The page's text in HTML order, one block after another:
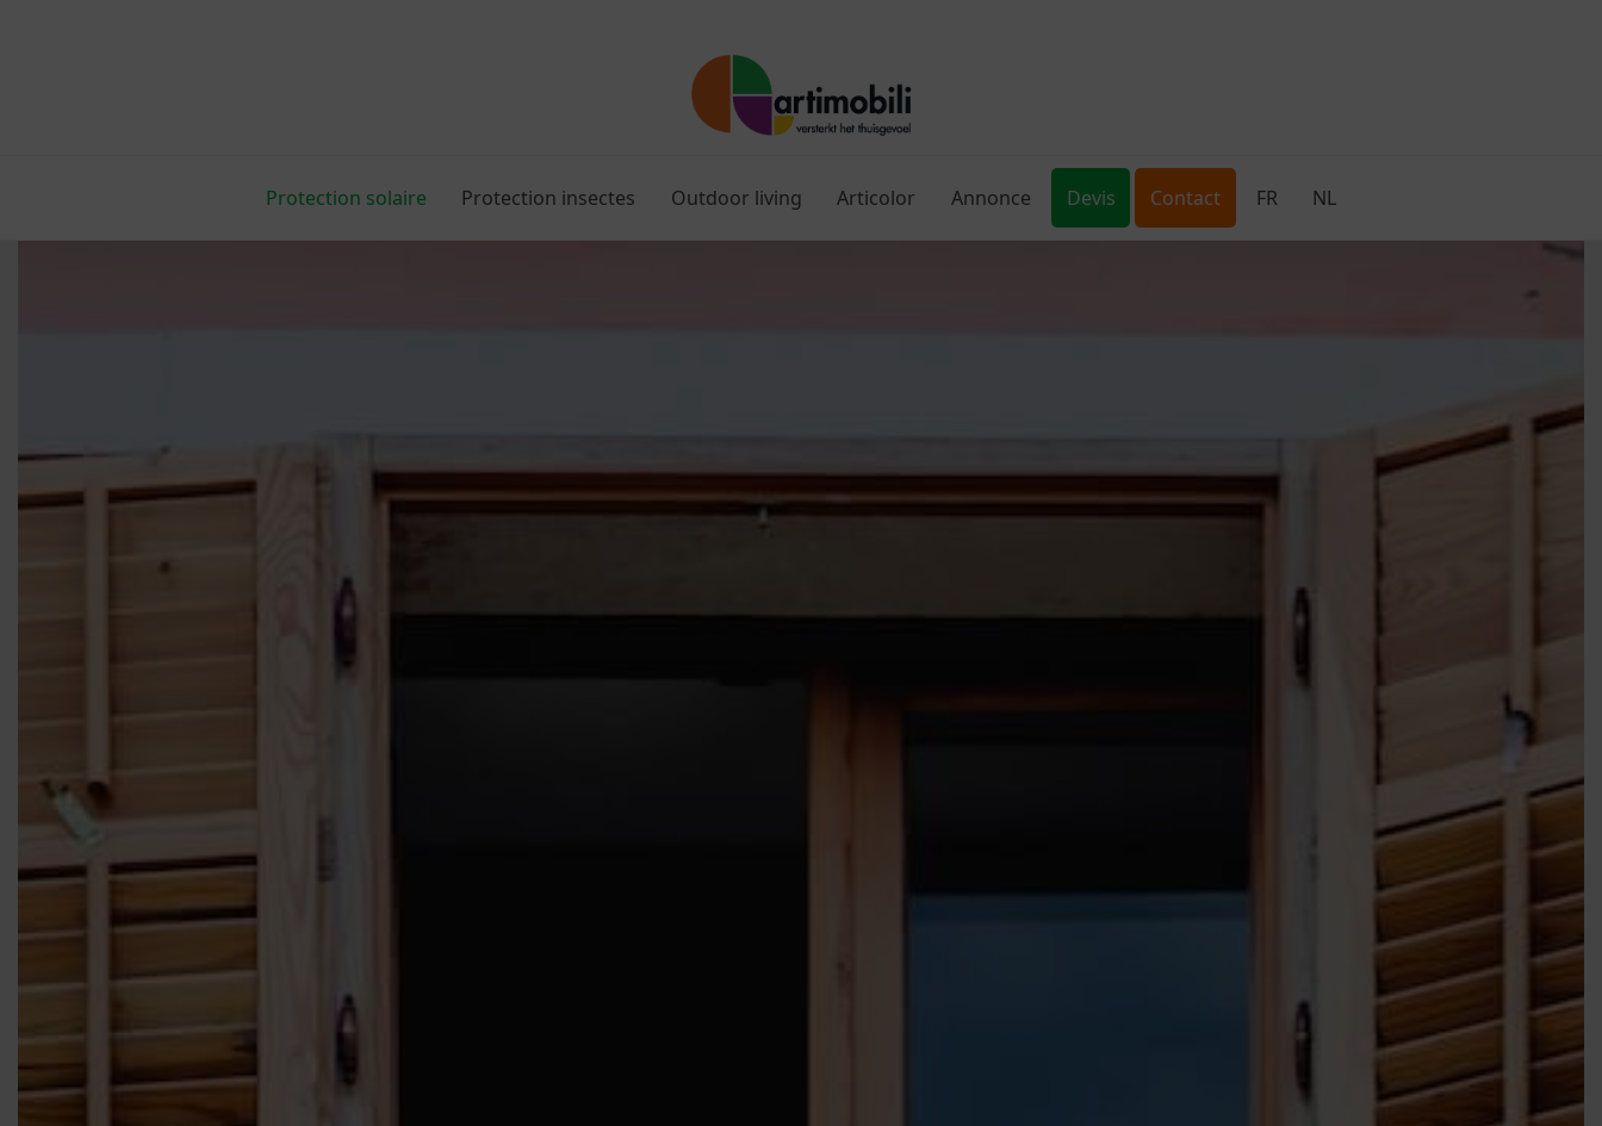
Protection solaire Protection insectes Outdoor living Articolor Annonce Devis Contact FR NL